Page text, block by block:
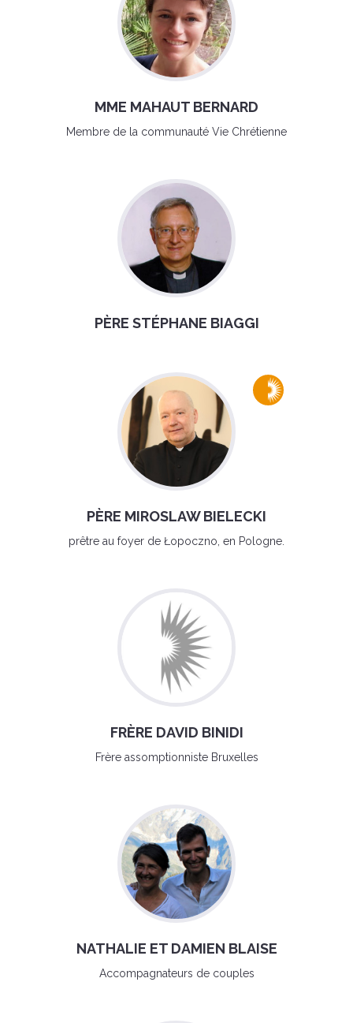
MME MAHAUT BERNARD
Membre de la communauté Vie Chrétienne
PÈRE STÉPHANE BIAGGI
PÈRE MIROSLAW BIELECKI
prêtre au foyer de Łopoczno, en Pologne.
FRÈRE DAVID BINIDI
Frère assomptionniste Bruxelles
NATHALIE ET DAMIEN BLAISE
Accompagnateurs de couples